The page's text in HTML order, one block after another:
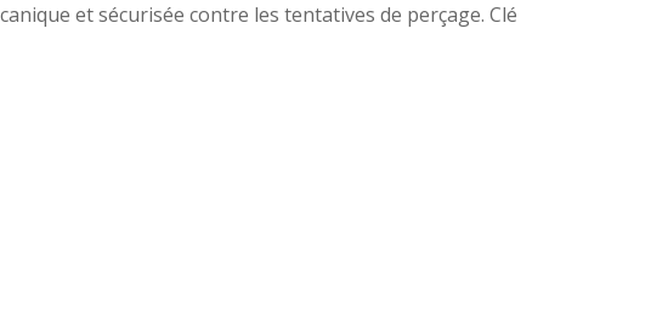
et sécurisée contre les tentatives de perçage. Clé